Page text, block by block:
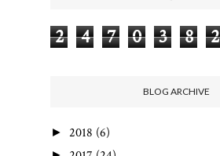
2 4 7 0 3 8 2
BLOG ARCHIVE
► 2018 (6)